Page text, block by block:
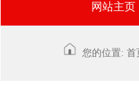
网站主页
您的位置: 首